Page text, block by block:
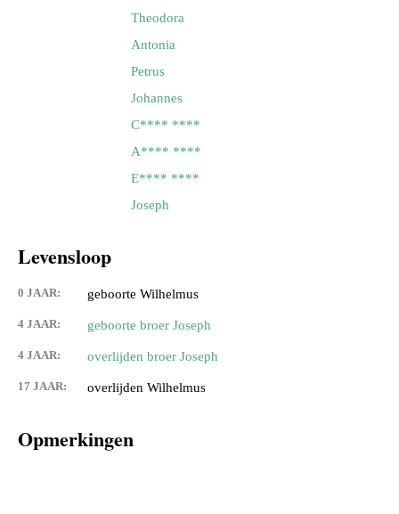
Theodora
Antonia
Petrus
Johannes
C**** ****
A**** ****
E**** ****
Joseph
Levensloop
0 JAAR: geboorte Wilhelmus
4 JAAR: geboorte broer Joseph
4 JAAR: overlijden broer Joseph
17 JAAR: overlijden Wilhelmus
Opmerkingen